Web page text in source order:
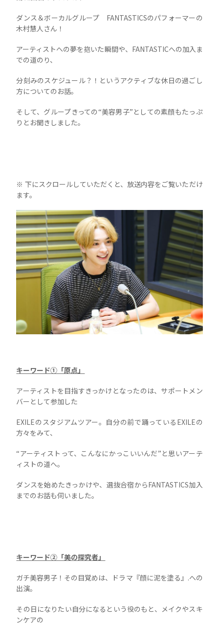
ダンス＆ボーカルグループ FANTASTICSのパフォーマーの
木村慧人さん！
アーティストへの夢を抱いた瞬間や、FANTASTICへの加入ま
での道のり、
分刻みのスケジュール？！というアクティブな休日の過ごし
方についてのお話。
そして、グループきっての“美容男子”としての素顔もたっぷ
りとお聞きしました。
※ 下にスクロールしていただくと、放送内容をご覧いただけ
ます。
キーワード①「原点」
アーティストを目指すきっかけとなったのは、サポートメン
バーとして参加した
EXILEのスタジアムツアー。自分の前で踊っているEXILEの
方々をみて、
“アーティストって、こんなにかっこいいんだ”と思いアーテ
ィストの道へ。
ダンスを始めたきっかけや、選抜合宿からFANTASTICS加入
までのお話も伺いました。
キーワード②「美の探究者」
ガチ美容男子！その目覚めは、ドラマ『顔に泥を塗る』.への
出演。
その日になりたい自分になるという役のもと、メイクやスキ
ンケアの